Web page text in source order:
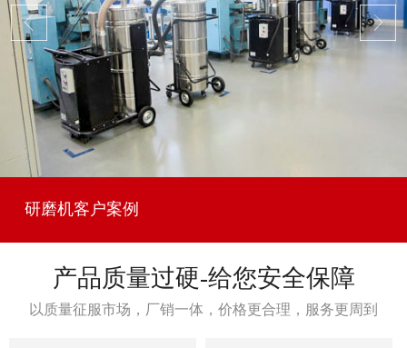
研磨机客户案例
产品质量过硬-给您安全保障
以质量征服市场，厂销一体，价格更合理，服务更周到